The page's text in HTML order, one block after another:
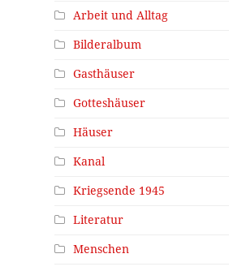
Arbeit und Alltag
Bilderalbum
Gasthäuser
Gotteshäuser
Häuser
Kanal
Kriegsende 1945
Literatur
Menschen